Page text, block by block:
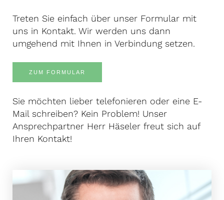
Treten Sie einfach über unser Formular mit
uns in Kontakt. Wir werden uns dann
umgehend mit Ihnen in Verbindung setzen.
ZUM FORMULAR
Sie möchten lieber telefonieren oder eine E-
Mail schreiben? Kein Problem! Unser
Ansprechpartner Herr Häseler freut sich auf
Ihren Kontakt!